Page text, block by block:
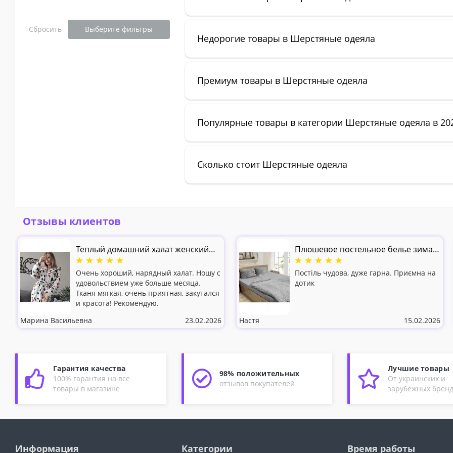
Сбросить Выберите фильтры
Недорогие товары в Шерстяные одеяла
Премиум товары в Шерстяные одеяла
Популярные товары в категории Шерстяные одеяла в
Сколько стоит Шерстяные одеяла
Отзывы клиентов
Теплый домашний халат женский
Цветные Бабочки микрофибра
Очень хороший, нарядный халат. Ношу с
удовольствием уже больше месяца.
Тканя мягкая, очень приятная, закутался
и красота! Рекомендую.
Марина Васильевна
23.02.2026
Плюшевое постельное белье зима-
лето Шарпей Серебро велсофт+бязь
Постіль чудова, дуже гарна. Приємна на
дотик
Настя 15.02.2026
Гарантия качества
100% гарантия на все
товары в магазине
98% положительных
отзывов покупателей
Лучшие товары
От украинских и
зарубежных
Информация Категории Время работы